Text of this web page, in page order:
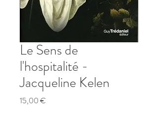
Le Sens de
l'hospitalité -
Jacqueline Kelen
15,00 €